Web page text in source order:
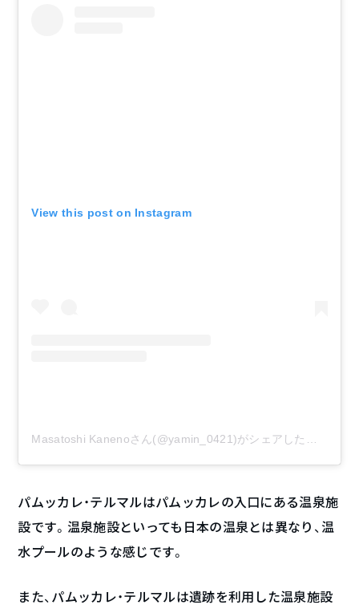
View this post on Instagram
Masatoshi Kanenoさん(@yamin_0421)がシェアした投稿
パムッカレ・テルマルはパムッカレの入口にある温泉施
設です。温泉施設といっても日本の温泉とは異なり、温
水プールのような感じです。
また、パムッカレ・テルマルは遺跡を利用した温泉施設